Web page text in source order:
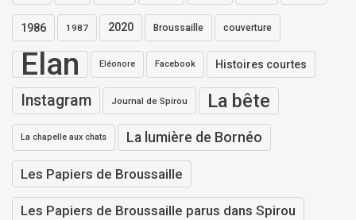
1986 1987 2020 Broussaille couverture
Elan Eléonore Facebook Histoires courtes
Instagram Journal de Spirou La bête
La chapelle aux chats La lumière de Bornéo
Les Papiers de Broussaille
Les Papiers de Broussaille parus dans Spirou